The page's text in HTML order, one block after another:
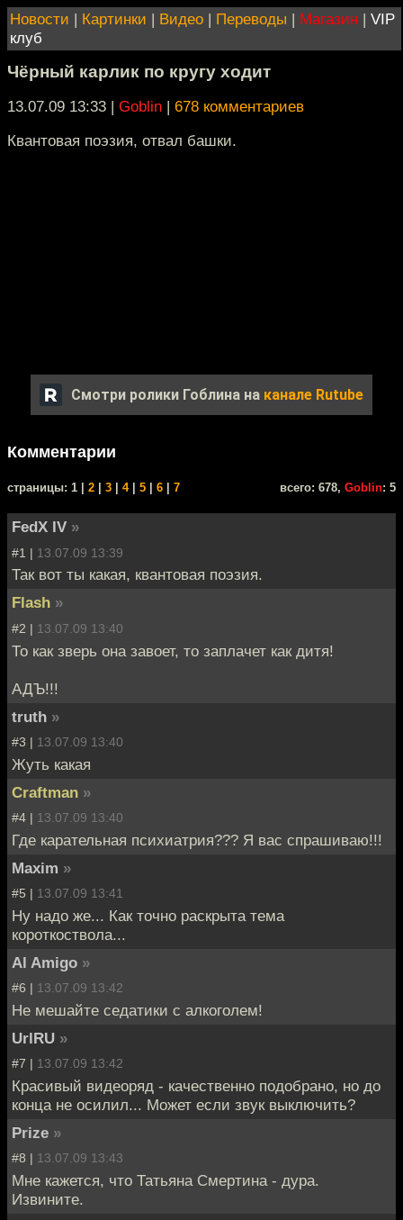
Новости | Картинки | Видео | Переводы | Магазин | VIP
клуб
Чёрный карлик по кругу ходит
13.07.09 13:33 | Goblin | 678 комментариев
Квантовая поэзия, отвал башки.
Смотри ролики Гоблина на канале Rutube
Комментарии
cтраницы: 1 | 2 3 4| 5 6 7 всего: 678, Goblin: 5
FedX IV »
#1 | 13.07.09 13:39
Так вот ты какая, квантовая поэзия.
Flash »
#2 | 13.07.09 13:40
То как зверь она завоет, то заплачет как дитя!
АДЪ!!!
truth »
#3 | 13.07.09 13:40
Жуть какая
Craftman »
#4 | 13.07.09 13:40
Где карательная психиатрия??? Я вас спрашиваю!!!
Maxim »
#5 | 13.07.09 13:41
Ну надо же... Как точно раскрыта тема
короткоствола...
Al Amigo »
#6 | 13.07.09 13:42
Не мешайте седатики с алкоголем!
UrlRU »
#7 | 13.07.09 13:42
Красивый видеоряд - качественно подобрано, но до
конца не осилил... Может если звук выключить?
Prize »
#8 | 13.07.09 13:43
Мне кажется, что Татьяна Смертина - дура.
Извините.